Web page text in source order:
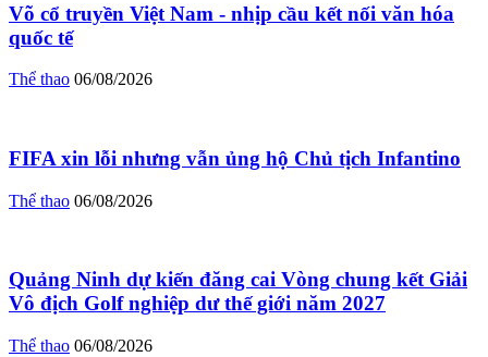
Võ cổ truyền Việt Nam - nhịp cầu kết nối văn hóa
quốc tế
Thể thao 06/08/2026
FIFA xin lỗi nhưng vẫn ủng hộ Chủ tịch Infantino
Thể thao 06/08/2026
Quảng Ninh dự kiến đăng cai Vòng chung kết Giải
Vô địch Golf nghiệp dư thế giới năm 2027
Thể thao 06/08/2026